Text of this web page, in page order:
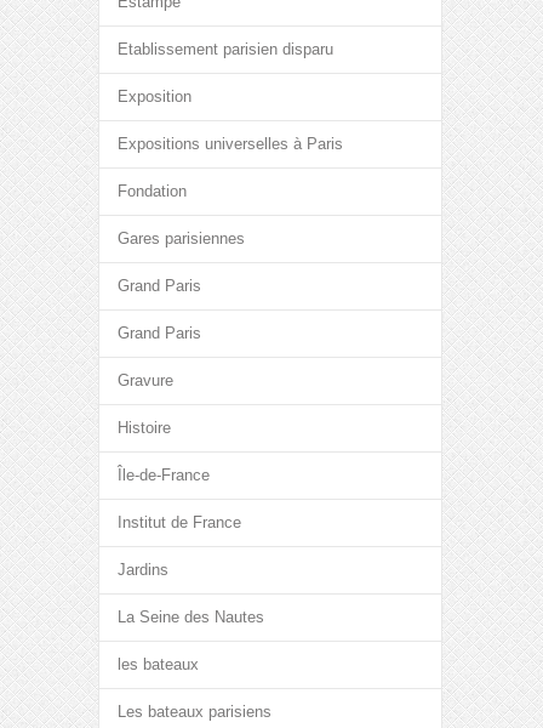
Etablissement parisien disparu
Exposition
Expositions universelles à Paris
Fondation
Gares parisiennes
Grand Paris
Grand Paris
Gravure
Histoire
Île-de-France
Institut de France
Jardins
La Seine des Nautes
les bateaux
Les bateaux parisiens